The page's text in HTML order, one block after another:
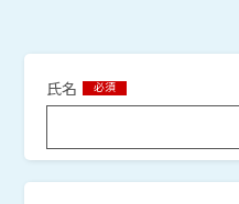
氏名 必須